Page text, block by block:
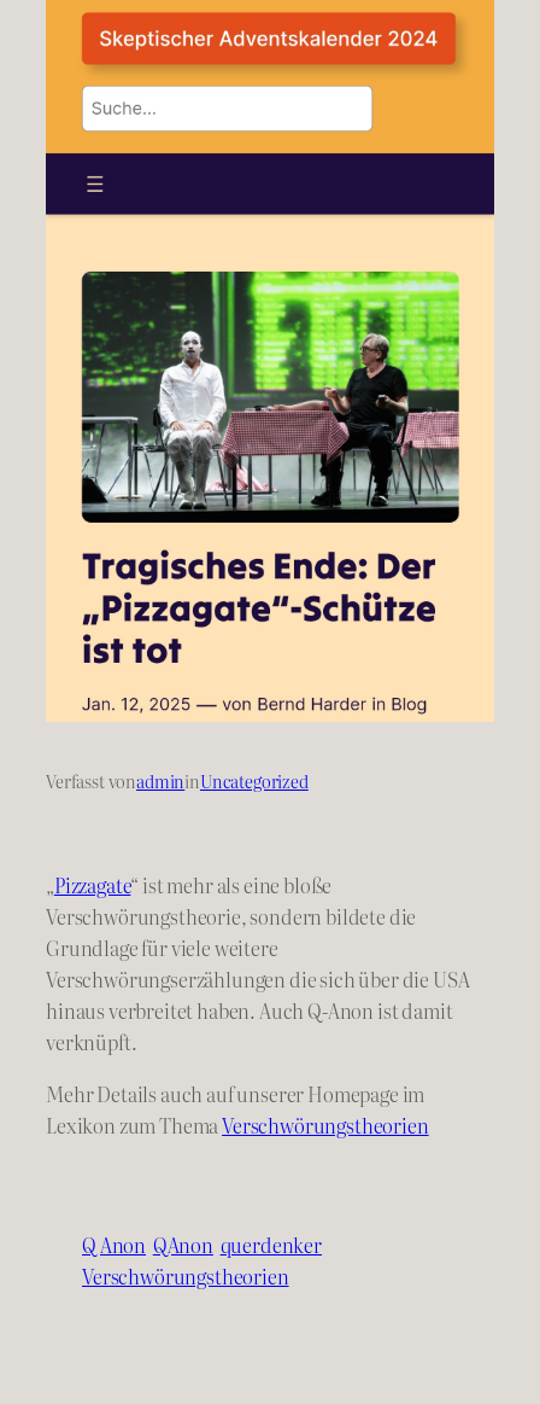
Verfasst vonadmininUncategorized
„Pizzagate“ ist mehr als eine bloße
Verschwörungstheorie, sondern bildete die
Grundlage für viele weitere
Verschwörungserzählungen die sich über die USA
hinaus verbreitet haben. Auch Q-Anon ist damit
verknüpft.
Mehr Details auch auf unserer Homepage im
Lexikon zum ThemaVerschwörungstheorien
Q Anon QAnon querdenker
Verschwörungstheorien